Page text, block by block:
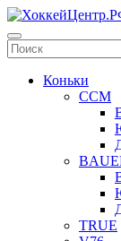
Коньки
CCM
TRUE